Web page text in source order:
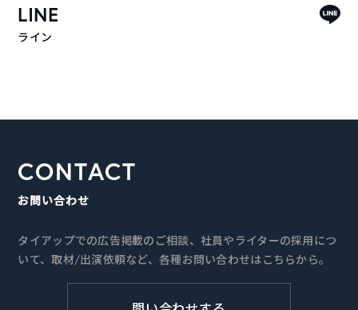
LINE
ライン
CONTACT
お問い合わせ
タイアップでの広告掲載のご相談、社員やライターの採用につ
いて、取材/出演依頼など、各種お問い合わせはこちらから。